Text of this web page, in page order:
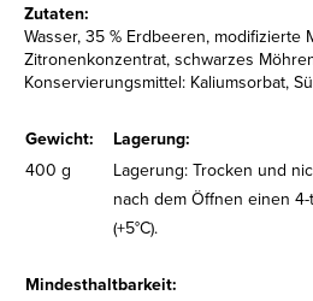
Zutaten:
Wasser, 35 % Erdbeeren, modifizierte
Zitronenkonzentrat, schwarzes
Konservierungsmittel: Kaliumsorbat,
Gewicht:
Lagerung:
400 g
Lagerung: Trocken und
nach dem Öffnen einen
(+5°C).
Mindesthaltbarkeit: